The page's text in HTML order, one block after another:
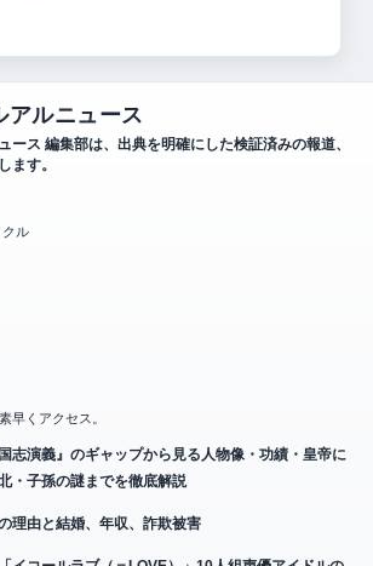
アルニュース
ース 編集部は、出典を明確にした検証済みの報道、
ます。
クル
早くアクセス。
志演義』のギャップから見る人物像・功績・皇帝に
・子孫の謎までを徹底解説
理由と結婚、年収、詐欺被害